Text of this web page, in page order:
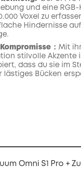
und eine RGB-
Voxel zu
Hindernisse
： Mit
stilvolle Akzente
dass du sie im
lästiges Bücken
Omni S1 Pro +